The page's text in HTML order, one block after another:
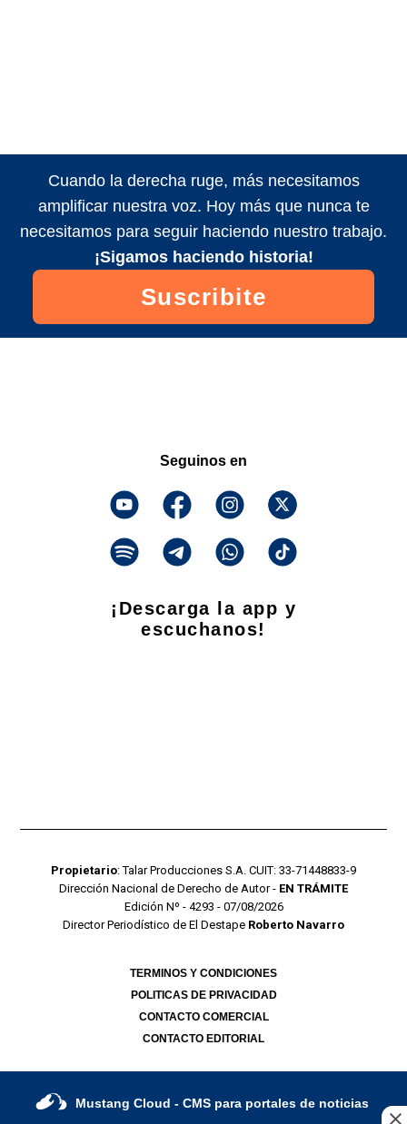
Cuando la derecha ruge, más necesitamos
amplificar nuestra voz. Hoy más que nunca te
necesitamos para seguir haciendo nuestro trabajo.
¡Sigamos haciendo historia!
Suscribite
Seguinos en
¡Descarga la app y
escuchanos!
Propietario: Talar Producciones S.A. CUIT: 33-71448833-9
Dirección Nacional de Derecho de Autor - EN TRÁMITE
Edición Nº - 4293 - 07/08/2026
Director Periodístico de El Destape Roberto Navarro
TERMINOS Y CONDICIONES
POLITICAS DE PRIVACIDAD
CONTACTO COMERCIAL
CONTACTO EDITORIAL
Mustang Cloud - CMS para portales de noticias